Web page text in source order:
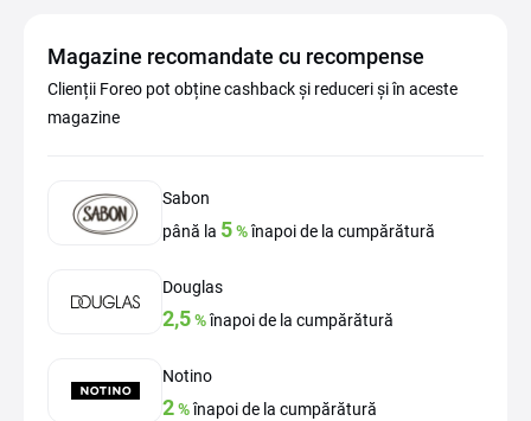
Magazine recomandate cu recompense
Clienții Foreo pot obține cashback și reduceri și în aceste
magazine
Sabon
până la 5%înapoi de la cumpărătură
Douglas
2,5%înapoi de la cumpărătură
Notino
2%înapoi de la cumpărătură